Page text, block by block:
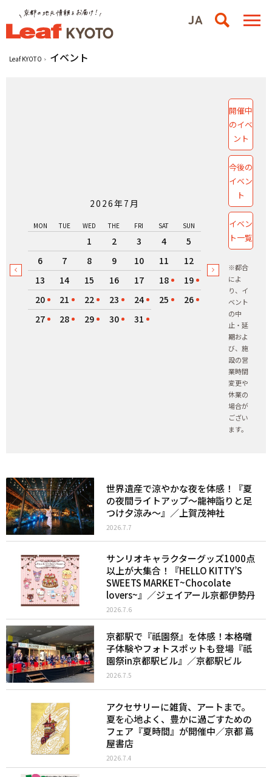
Leaf KYOTO イベント
2026年7月
MON TUE WED THE FRI SAT SUN
1 2 3 4
5
6
7 8 9 10 11
12
13
14 15 16 17 18
19
20
21 22 23 24 25
26
27
28 29 30 31
開催中
のイベ
ント
今後の
イベン
ト
イベン
ト一覧
※都合
によ
り、イ
ベント
の中
止・延
期およ
び、施
設の営
業時間
変更や
休業の
場合が
ござい
ます。
世界遺産で涼やかな夜を体感！『夏
の夜間ライトアップ～龍神詣りと足
つけ夕涼み～』／上賀茂神社
2026.7.7
サンリオキャラクターグッズ1000点
以上が大集合！『HELLO KITTY’S
SWEETS MARKET~Chocolate
lovers~』／ジェイアール京都伊勢丹
2026.7.6
京都駅で『祇園祭』を体感！本格囃
子体験やフォトスポットも登場『祇
園祭in京都駅ビル』／京都駅ビル
2026.7.5
アクセサリーに雑貨、アートまで。
夏を心地よく、豊かに過ごすための
フェア『夏時間』が開催中／京都 蔦
屋書店
2026.7.4